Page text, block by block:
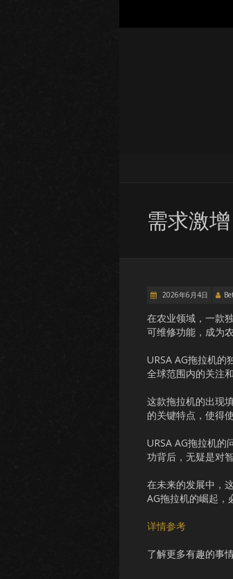
需求激
2026年6月4日
在农业领域，一款
可维修功能，成为
URSA AG拖拉机的
全球范围内的关注
这款拖拉机的出现
的关键特点，使得
URSA AG拖拉机
功背后，无疑是对
在未来的发展中，
AG拖拉机的崛起，
详情参考
了解更多有趣的事情